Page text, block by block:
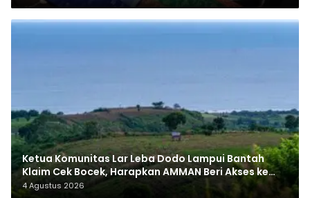
Ketua Komunitas Lar Leba Dodo Lampui Bantah
Klaim Cek Bocek, Harapkan AMMAN Beri Akses ke
Makam Leluhur
4 Agustus 2026